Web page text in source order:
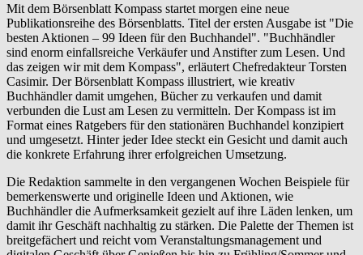
Mit dem Börsenblatt Kompass startet morgen eine neue
Publikationsreihe des Börsenblatts. Titel der ersten Ausgabe ist "Die
besten Aktionen – 99 Ideen für den Buchhandel". "Buchhändler
sind enorm einfallsreiche Verkäufer und Anstifter zum Lesen. Und
das zeigen wir mit dem Kompass", erläutert Chefredakteur Torsten
Casimir. Der Börsenblatt Kompass illustriert, wie kreativ
Buchhändler damit umgehen, Bücher zu verkaufen und damit
verbunden die Lust am Lesen zu vermitteln. Der Kompass ist im
Format eines Ratgebers für den stationären Buchhandel konzipiert
und umgesetzt. Hinter jeder Idee steckt ein Gesicht und damit auch
die konkrete Erfahrung ihrer erfolgreichen Umsetzung.
Die Redaktion sammelte in den vergangenen Wochen Beispiele für
bemerkenswerte und originelle Ideen und Aktionen, wie
Buchhändler die Aufmerksamkeit gezielt auf ihre Läden lenken, um
damit ihr Geschäft nachhaltig zu stärken. Die Palette der Themen ist
breitgefächert und reicht vom Veranstaltungsmanagement und